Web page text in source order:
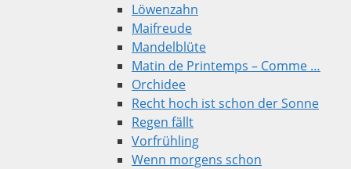
Löwenzahn
Maifreude
Mandelblüte
Matin de Printemps – Comme …
Orchidee
Recht hoch ist schon der Sonne
Regen fällt
Vorfrühling
Wenn morgens schon